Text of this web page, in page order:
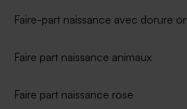
Faire-part naissance avec dorure or
Faire part naissance animaux
Faire part naissance rose